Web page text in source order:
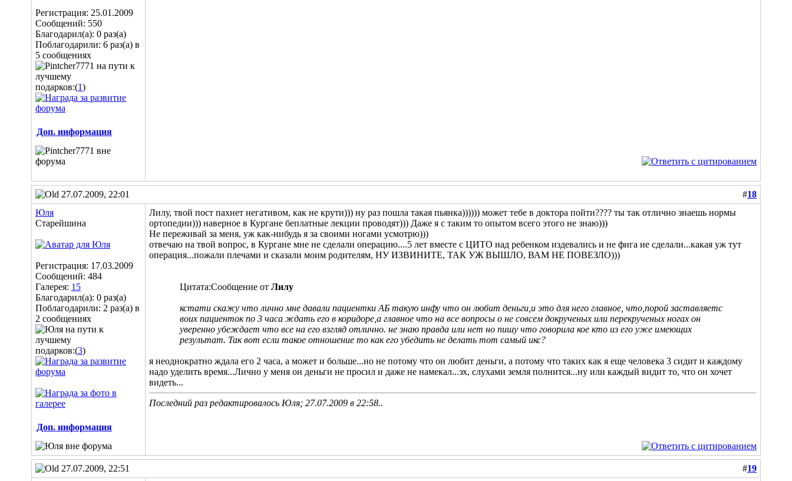
Регистрация: 25.01.2009
Сообщений: 550
Благодарил(а): 0 раз(а)
Поблагодарили: 6 раз(а) в
5 сообщениях
подарков:(1)
Доп. информация
27.07.2009, 22:01 #18
Юля
Старейшина
Регистрация: 17.03.2009
Сообщений: 484
Галерея: 15
Благодарил(а): 0 раз(а)
Поблагодарили: 2 раз(а) в
2 сообщениях
подарков:(3)
Доп. информация
Лилу, твой пост пахнет негативом, как не крути))) ну раз пошла такая пьянка)))))) может тебе в доктора пойти???? ты так отлично знаешь нормы
ортопедии))) наверное в Кургане беплатные лекции проводят))) Даже я с таким то опытом всего этого не знаю)))
Не переживай за меня, уж как-нибудь я за своими ногами усмотрю)))
отвечаю на твой вопрос, в Кургане мне не сделали операцию....5 лет вместе с ЦИТО над ребенком издевались и не фига не сделали...какая уж тут
операция...пожали плечами и сказали моим родителям, НУ ИЗВИНИТЕ, ТАК УЖ ВЫШЛО, ВАМ НЕ ПОВЕЗЛО)))
Цитата:Сообщение от Лилу
кстати скажу что лично мне давали пациентки АБ такую инфу что он любит деньги,и это для него главное, что,порой заставляетс
воих пациенток по 3 часа ждать его в коридоре,а главное что на все вопросы о не совсем докрученых или перекрученых ногах он
уверенно убеждает что все на его взгляд отлично. не знаю правда или нет но пишу что говорила кое кто из его уже имеющих
результат. Так вот если такое отношение то как его убедить не делать тот самый икс?
я неоднократно ждала его 2 часа, а может и больше...но не потому что он любит деньги, а потому что таких как я еще человека 3 сидит и каждому
надо уделить время...Лично у меня он деньги не просил и даже не намекал...эх, слухами земля полнится...ну или каждый видит то, что он хочет
видеть...
Последний раз редактировалось Юля; 27.07.2009 в 22:58..
27.07.2009, 22:51 #19